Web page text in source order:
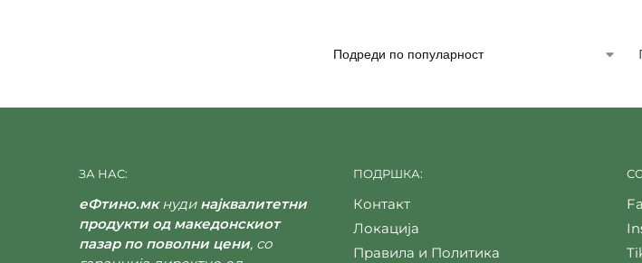
ЗА НАС:
еФтино.мкнуди најквалитетни
продукти од македонскиот
пазар по поволни цени, со
ПОДРШКА:
Контакт
Локација
Правила и Политика